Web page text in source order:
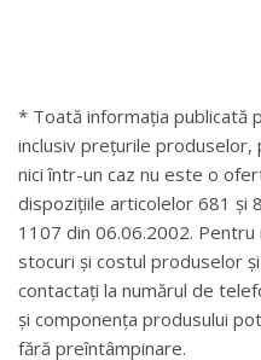
* Toată informația publicată
inclusiv prețurile produselor,
nici într-un caz nu este o
dispozițiile articolelor 681 și
1107 din 06.06.2002.
stocuri și costul produselor
contactați la numărul de
și componența produsului
fără preîntâmpinare.